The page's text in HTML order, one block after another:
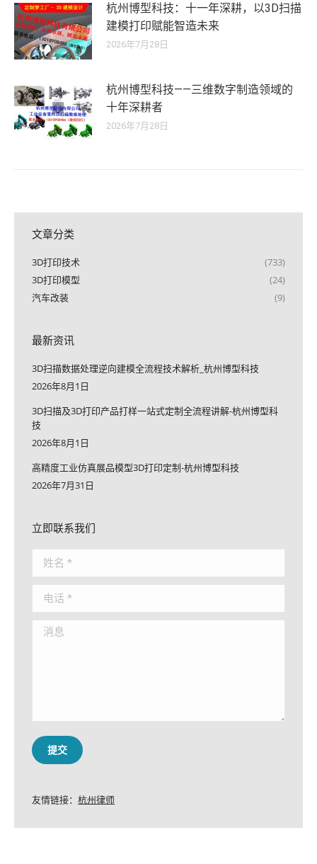
杭州博型科技：十一年深耕，以3D扫描
建模打印赋能智造未来
2026年7月28日
杭州博型科技——三维数字制造领域的
十年深耕者
2026年7月28日
文章分类
3D打印技术
(733)
3D打印模型
(24)
汽车改装
(9)
最新资讯
3D扫描数据处理逆向建模全流程技术解析_杭州博型科技
2026年8月1日
3D扫描及3D打印产品打样一站式定制全流程讲解-杭州博型科
技
2026年8月1日
高精度工业仿真展品模型3D打印定制-杭州博型科技
2026年7月31日
立即联系我们
姓名 *
电话 *
消息
提交
友情链接： 杭州律师